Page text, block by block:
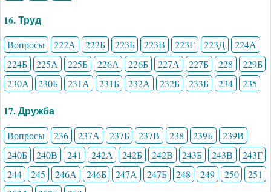
16. Труд
Вопросы 222А 222Б 223Б 223В 223Г 223Д
224А
224Б
225А 225Б 226А 226Б 227А 227Б 228
229Б
230А
230Б 231А 231Б 232А 232Б 233Б 234 235
17. Дружба
Вопросы 236 237А 237Б 237В 238 239Б
239В
240Б
240В 241 242А 242Б 242В 243Б 243В
243Г
244
245 246А 246Б 247А 247Б 248 249 250
251